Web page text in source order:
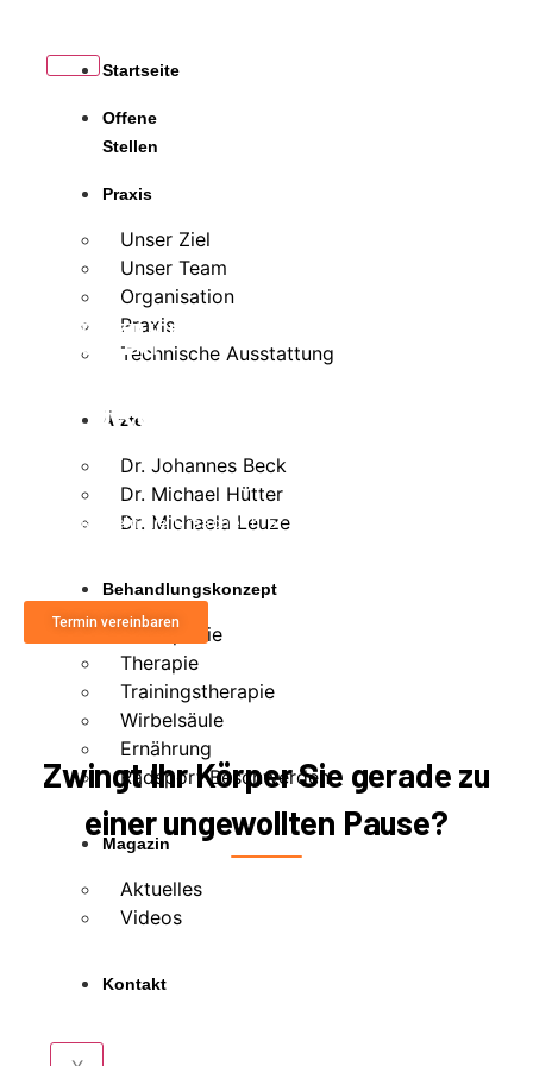
Startseite
Offene
Stellen
Praxis
Unser Ziel
Unser Team
Organisation
Praxis
Technische Ausstattung
Ärzte
Dr. Johannes Beck
Dr. Michael Hütter
Dr. Michaela Leuze
Behandlungskonzept
Orthopädie
Therapie
Trainingstherapie
Wirbelsäule
Ernährung
Radsport Beschwerden
Magazin
Aktuelles
Videos
Kontakt
Google Ads Sportler
PRIVATÄRZTLICHE ORTHOPÄDIE & HEALTH
MANAGEMENT
EI ZURÜCK ZUR
BESTFORM.
Wir behandeln die Ursache Ihrer
Termin vereinbaren
Zwingt Ihr Körper Sie gerade zu
einer ungewollten Pause?